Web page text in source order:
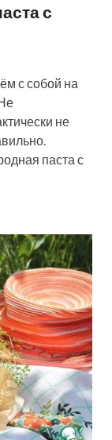
с
с собой на
не
паста с